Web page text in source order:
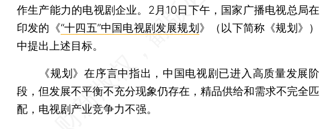
作生产能力的电视剧企业。2月10日下午，国家广播电视总局在
印发的《“十四五”中国电视剧发展规划》（以下简称《规划》）
中提出上述目标。
《规划》在序言中指出，中国电视剧已进入高质量发展阶
段，但发展不平衡不充分现象仍存在，精品供给和需求不完全匹
配，电视剧产业竞争力不强。